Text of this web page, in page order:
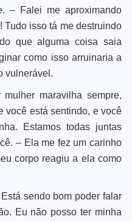
– Falei me aproximando
Tudo isso tá me destruindo
que alguma coisa saia
como isso arruinaria a
vulnerável.
maravilha sempre,
você está sentindo, e você
Estamos todas juntas
– Ela me fez um carinho
corpo reagiu a ela como
sendo bom poder falar
Eu não posso ter minha